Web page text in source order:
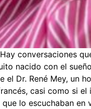
conversaciones
nacido con el
Dr. René Mey, un
casi como si el
lo escuchaban en